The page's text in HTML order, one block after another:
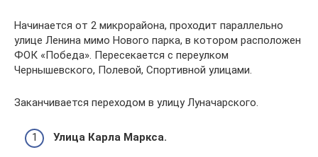
Начинается от 2 микрорайона, проходит параллельно
улице Ленина мимо Нового парка, в котором расположен
ФОК «Победа». Пересекается с переулком
Чернышевского, Полевой, Спортивной улицами.
Заканчивается переходом в улицу Луначарского.
Улица Карла Маркса.